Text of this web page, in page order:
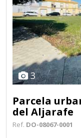
3
Parcela
del Aljarafe
Ref. DO-08067-0001